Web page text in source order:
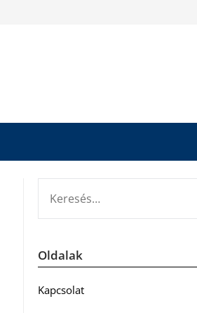
Oldalak
Kapcsolat